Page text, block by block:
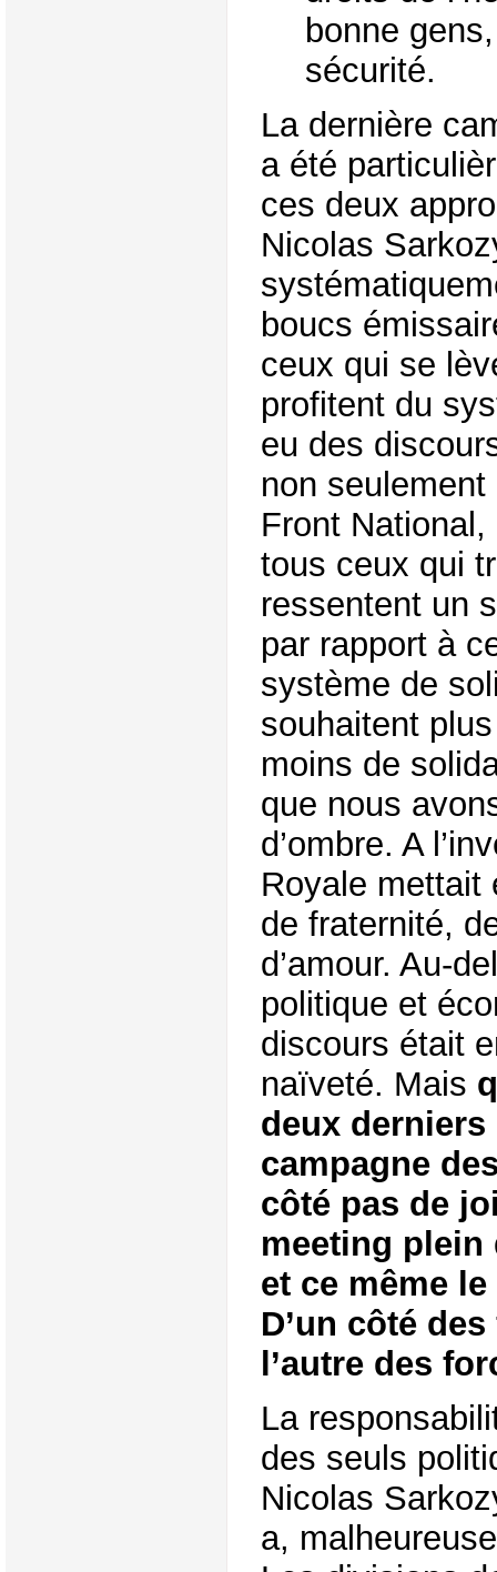
bonne
sécurité.
La dernière
a été
ces deux
Nicolas
boucs
ceux qui se
profitent du
eu des
non
Front
tous ceux qui
ressentent un
par rapport à
système de
souhaitent
moins de
que nous
d’ombre. A
Royale mettait
de fraternité,
d’amour. Au-
politique et
discours était
naïveté. Mais
deux
campagne
côté pas de
meeting
et ce même
D’un côté
l’autre des
La
des seuls
Nicolas
a,